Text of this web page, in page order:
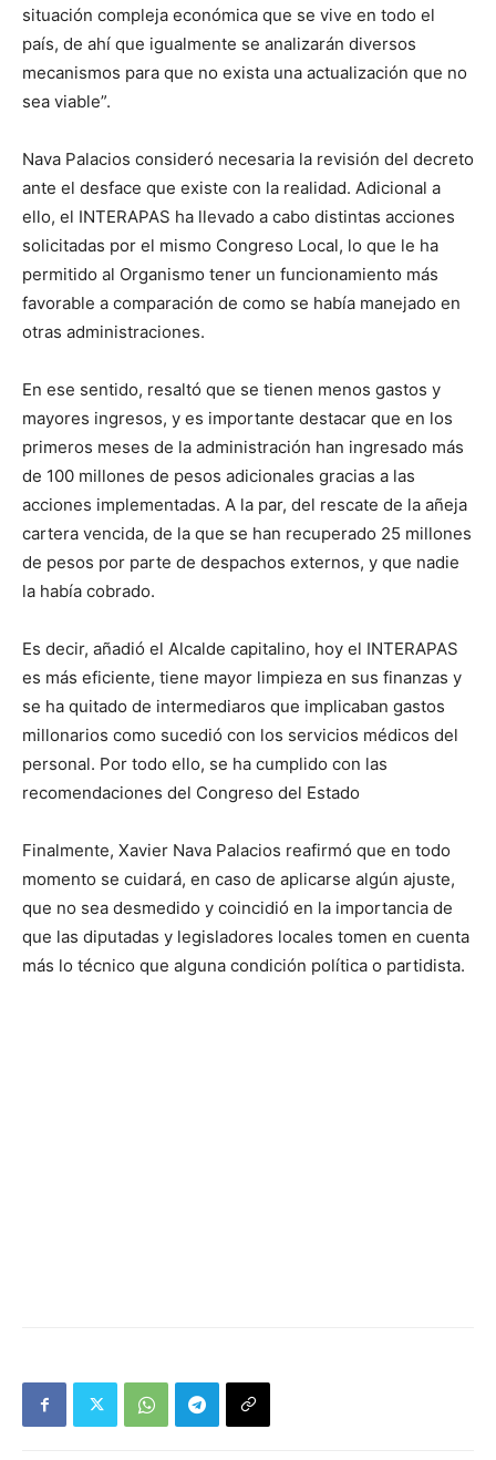
situación compleja económica que se vive en todo el
país, de ahí que igualmente se analizarán diversos
mecanismos para que no exista una actualización que no
sea viable”.
Nava Palacios consideró necesaria la revisión del decreto
ante el desface que existe con la realidad. Adicional a
ello, el INTERAPAS ha llevado a cabo distintas acciones
solicitadas por el mismo Congreso Local, lo que le ha
permitido al Organismo tener un funcionamiento más
favorable a comparación de como se había manejado en
otras administraciones.
En ese sentido, resaltó que se tienen menos gastos y
mayores ingresos, y es importante destacar que en los
primeros meses de la administración han ingresado más
de 100 millones de pesos adicionales gracias a las
acciones implementadas. A la par, del rescate de la añeja
cartera vencida, de la que se han recuperado 25 millones
de pesos por parte de despachos externos, y que nadie
la había cobrado.
Es decir, añadió el Alcalde capitalino, hoy el INTERAPAS
es más eficiente, tiene mayor limpieza en sus finanzas y
se ha quitado de intermediaros que implicaban gastos
millonarios como sucedió con los servicios médicos del
personal. Por todo ello, se ha cumplido con las
recomendaciones del Congreso del Estado
Finalmente, Xavier Nava Palacios reafirmó que en todo
momento se cuidará, en caso de aplicarse algún ajuste,
que no sea desmedido y coincidió en la importancia de
que las diputadas y legisladores locales tomen en cuenta
más lo técnico que alguna condición política o partidista.